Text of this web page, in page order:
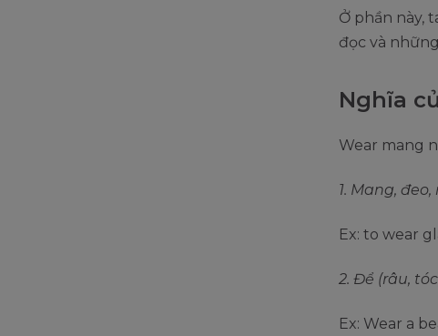
Ở phần này,
đọc và
Nghĩa
Wear mang
1. Mang,
Ex: to wear
2. Để (râu,
Ex: Wear a